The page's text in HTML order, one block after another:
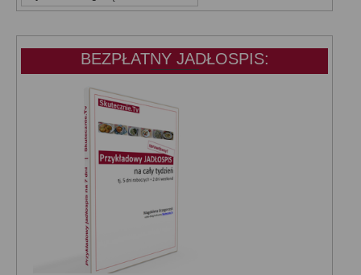
KATEGORIE:
BEZPŁATNY JADŁOSPIS: